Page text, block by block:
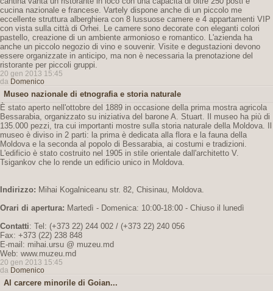
cucina nazionale e francese. Vartely dispone anche di un piccolo me
eccellente struttura alberghiera con 8 lussuose camere e 4 appartamenti VIP
con vista sulla città di Orhei. Le camere sono decorate con eleganti colori
pastello, creazione di un ambiente armonioso e romantico. L'azienda ha
anche un piccolo negozio di vino e souvenir. Visite e degustazioni devono
essere organizzate in anticipo, ma non è necessaria la prenotazione del
ristorante per piccoli gruppi.
20 gen 2013 15:45
da Domenico
Museo nazionale di etnografia e storia naturale
È stato aperto nell'ottobre del 1889 in occasione della prima mostra agricola
Bessarabia, organizzato su iniziativa del barone A. Stuart. Il museo ha più di
135.000 pezzi, tra cui importanti mostre sulla storia naturale della Moldova. Il
museo è diviso in 2 parti: la prima è dedicata alla flora e la fauna della
Moldova e la seconda al popolo di Bessarabia, ai costumi e tradizioni.
L'edificio è stato costruito nel 1905 in stile orientale dall'architetto V.
Tsigankov che lo rende un edificio unico in Moldova.
Indirizzo: Mihai Kogalniceanu str. 82, Chisinau, Moldova.
Orari di apertura: Martedì - Domenica: 10:00-18:00 - Chiuso il lunedì
Contatti: Tel: (+373 22) 244 002 / (+373 22) 240 056
Fax: +373 (22) 238 848
E-mail: mihai.ursu @ muzeu.md
Web: www.muzeu.md
20 gen 2013 15:45
da Domenico
Al carcere minorile di Goian...